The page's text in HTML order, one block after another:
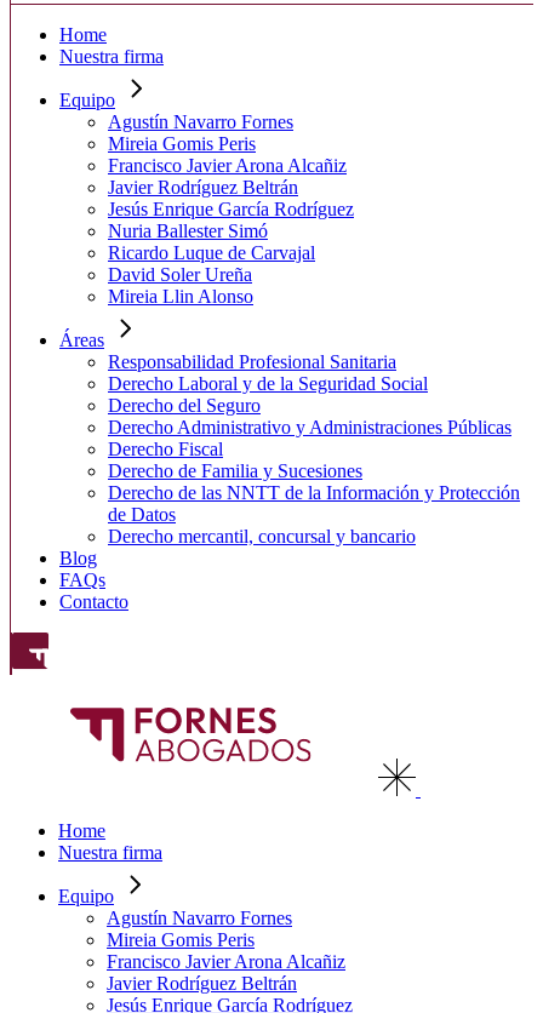
Home
Nuestra firma
Equipo
Agustín Navarro Fornes
Mireia Gomis Peris
Francisco Javier Arona Alcañiz
Javier Rodríguez Beltrán
Jesús Enrique García Rodríguez
Nuria Ballester Simó
Ricardo Luque de Carvajal
David Soler Ureña
Mireia Llin Alonso
Áreas
Responsabilidad Profesional Sanitaria
Derecho Laboral y de la Seguridad Social
Derecho del Seguro
Derecho Administrativo y Administraciones Públicas
Derecho Fiscal
Derecho de Familia y Sucesiones
Derecho de las NNTT de la Información y Protección
de Datos
Derecho mercantil, concursal y bancario
Blog
FAQs
Contacto
Home
Nuestra firma
Equipo
Agustín Navarro Fornes
Mireia Gomis Peris
Francisco Javier Arona Alcañiz
Javier Rodríguez Beltrán
Jesús Enrique García Rodríguez